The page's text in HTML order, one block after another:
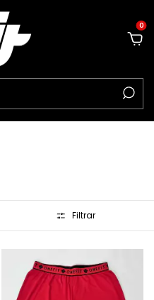
0
Filtrar